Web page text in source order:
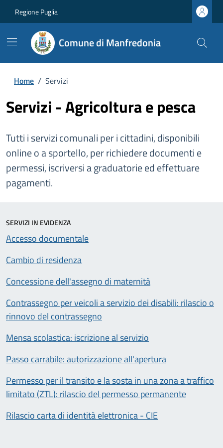
Regione Puglia
Comune di Manfredonia
Home / Servizi
Servizi - Agricoltura e pesca
Tutti i servizi comunali per i cittadini, disponibili
online o a sportello, per richiedere documenti e
permessi, iscriversi a graduatorie ed effettuare
pagamenti.
SERVIZI IN EVIDENZA
Accesso documentale
Cambio di residenza
Concessione dell'assegno di maternità
Contrassegno per veicoli a servizio dei disabili: rilascio o
rinnovo del contrassegno
Mensa scolastica: iscrizione al servizio
Passo carrabile: autorizzazione all'apertura
Permesso per il transito e la sosta in una zona a traffico
limitato (ZTL): rilascio del permesso permanente
Rilascio carta di identità elettronica - CIE